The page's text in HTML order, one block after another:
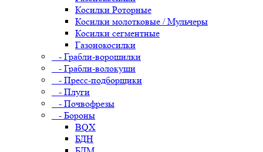
Косилки Роторные
Косилки молотковые / Мульчеры
Косилки сегментные
Газонокосилки
- Грабли-ворошилки
- Грабли-волокуши
- Пресс-подборщики
- Плуги
- Почвофрезы
- Бороны
BQX
БДН